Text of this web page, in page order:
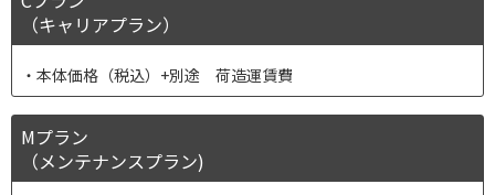
（キャリアプラン）
本体価格（税込）+別途 荷造運賃費
Mプラン
（メンテナンスプラン)